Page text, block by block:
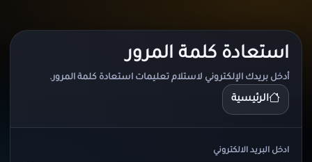
استعادة كلمة المرور
أدخل بريدك الإلكتروني لاستلام تعليمات استعادة كلمة المرور.
الرئيسية
ادخل البريد الالكتروني